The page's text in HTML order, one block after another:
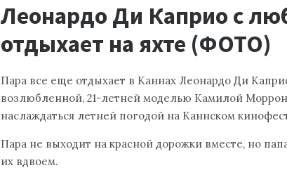
Леонардо Ди Каприо с
отдыхает на яхте (ФОТО)
Пара все еще отдыхает в Каннах Леонардо Ди
возлюбленной, 21-летней моделью Камилой
наслаждаться летней погодой на Каннском
Пара не выходит на красной дорожки вместе, но
их вдвоем.